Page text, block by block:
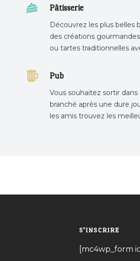
Pâtisserie
Découvrez les plus belles
des créations
ou tartes traditionnelles
tunis, patisserie tunis,
Pub
Vous souhaitez sortir
branché après une dure
les amis trouvez les
S’INSCRIRE
[mc4wp_form